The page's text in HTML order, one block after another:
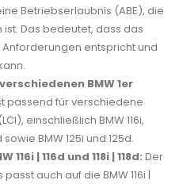
Betriebserlaubnis (ABE), die
Das bedeutet, dass das
entspricht und
BMW 1er
passend für verschiedene
einschließlich BMW 116i,
sowie BMW 125i und 125d.
| 116d und 118i | 118d: Der
auch auf die BMW 116i |